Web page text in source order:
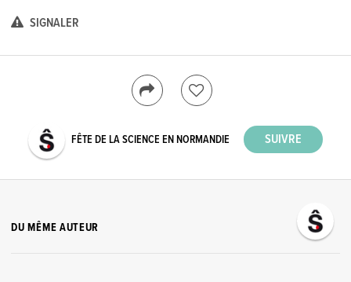
SIGNALER
FÊTE DE LA SCIENCE EN NORMANDIE
DU MÊME AUTEUR